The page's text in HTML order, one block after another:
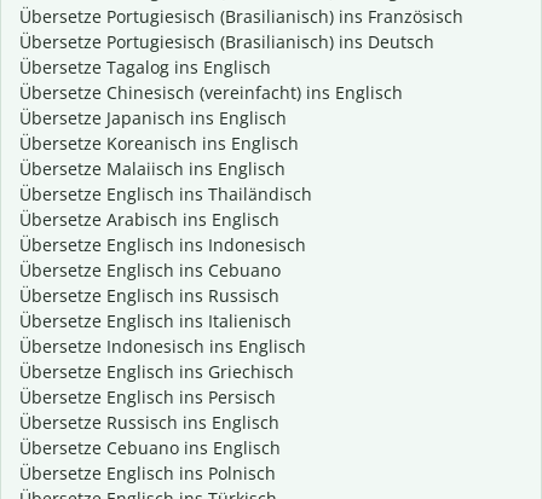
Übersetze Portugiesisch (Brasilianisch) ins Französisch
Übersetze Portugiesisch (Brasilianisch) ins Deutsch
Übersetze Tagalog ins Englisch
Übersetze Chinesisch (vereinfacht) ins Englisch
Übersetze Japanisch ins Englisch
Übersetze Koreanisch ins Englisch
Übersetze Malaiisch ins Englisch
Übersetze Englisch ins Thailändisch
Übersetze Arabisch ins Englisch
Übersetze Englisch ins Indonesisch
Übersetze Englisch ins Cebuano
Übersetze Englisch ins Russisch
Übersetze Englisch ins Italienisch
Übersetze Indonesisch ins Englisch
Übersetze Englisch ins Griechisch
Übersetze Englisch ins Persisch
Übersetze Russisch ins Englisch
Übersetze Cebuano ins Englisch
Übersetze Englisch ins Polnisch